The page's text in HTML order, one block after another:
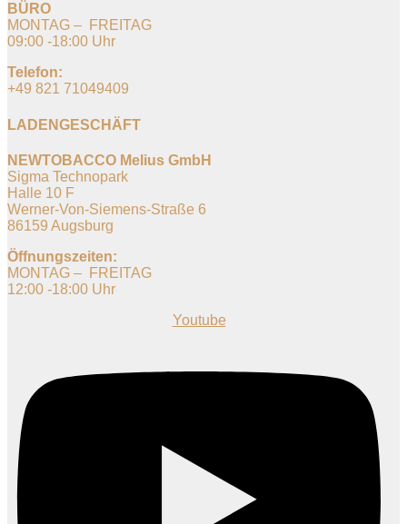
BÜRO
MONTAG – FREITAG
09:00 -18:00 Uhr
Telefon:
+49 821 71049409
LADENGESCHÄFT
NEWTOBACCO Melius GmbH
Sigma Technopark
Halle 10 F
Werner-Von-Siemens-Straße 6
86159 Augsburg
Öffnungszeiten:
MONTAG – FREITAG
12:00 -18:00 Uhr
Youtube